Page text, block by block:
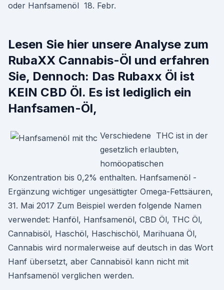
oder Hanfsamenöl 18. Febr.
Lesen Sie hier unsere Analyse zum
RubaXX Cannabis-Öl und erfahren
Sie, Dennoch: Das Rubaxx Öl ist
KEIN CBD Öl. Es ist lediglich ein
Hanfsamen-Öl,
Verschiedene THC ist in der
gesetzlich erlaubten,
homöopatischen
Konzentration bis 0,2% enthalten. Hanfsamenöl -
Ergänzung wichtiger ungesättigter Omega-Fettsäuren,
31. Mai 2017 Zum Beispiel werden folgende Namen
verwendet: Hanföl, Hanfsamenöl, CBD Öl, THC Öl,
Cannabisöl, Haschöl, Haschischöl, Marihuana Öl,
Cannabis wird normalerweise auf deutsch in das Wort
Hanf übersetzt, aber Cannabisöl kann nicht mit
Hanfsamenöl verglichen werden.